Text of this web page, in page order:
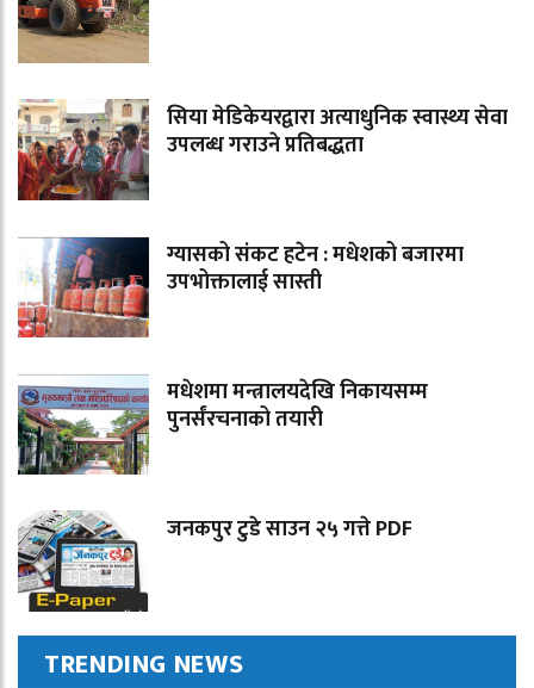
सिया मेडिकेयरद्वारा अत्याधुनिक स्वास्थ्य सेवा
उपलब्ध गराउने प्रतिबद्धता
ग्यासको संकट हटेन : मधेशको बजारमा
उपभोक्तालाई सास्ती
मधेशमा मन्त्रालयदेखि निकायसम्म
पुनर्संरचनाको तयारी
जनकपुर टुडे साउन २५ गत्ते PDF
TRENDING NEWS